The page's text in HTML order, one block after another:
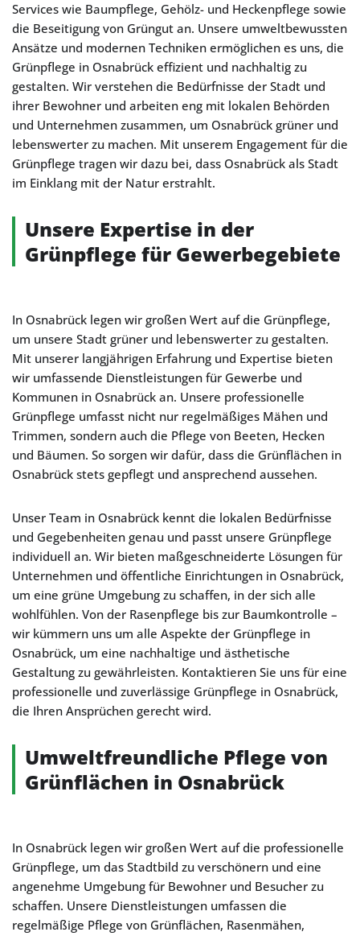
Services wie Baumpflege, Gehölz- und Heckenpflege sowie
die Beseitigung von Grüngut an. Unsere umweltbewussten
Ansätze und modernen Techniken ermöglichen es uns, die
Grünpflege in Osnabrück effizient und nachhaltig zu
gestalten. Wir verstehen die Bedürfnisse der Stadt und
ihrer Bewohner und arbeiten eng mit lokalen Behörden
und Unternehmen zusammen, um Osnabrück grüner und
lebenswerter zu machen. Mit unserem Engagement für die
Grünpflege tragen wir dazu bei, dass Osnabrück als Stadt
im Einklang mit der Natur erstrahlt.
Unsere Expertise in der
Grünpflege für Gewerbegebiete
In Osnabrück legen wir großen Wert auf die Grünpflege,
um unsere Stadt grüner und lebenswerter zu gestalten.
Mit unserer langjährigen Erfahrung und Expertise bieten
wir umfassende Dienstleistungen für Gewerbe und
Kommunen in Osnabrück an. Unsere professionelle
Grünpflege umfasst nicht nur regelmäßiges Mähen und
Trimmen, sondern auch die Pflege von Beeten, Hecken
und Bäumen. So sorgen wir dafür, dass die Grünflächen in
Osnabrück stets gepflegt und ansprechend aussehen.
Unser Team in Osnabrück kennt die lokalen Bedürfnisse
und Gegebenheiten genau und passt unsere Grünpflege
individuell an. Wir bieten maßgeschneiderte Lösungen für
Unternehmen und öffentliche Einrichtungen in Osnabrück,
um eine grüne Umgebung zu schaffen, in der sich alle
wohlfühlen. Von der Rasenpflege bis zur Baumkontrolle –
wir kümmern uns um alle Aspekte der Grünpflege in
Osnabrück, um eine nachhaltige und ästhetische
Gestaltung zu gewährleisten. Kontaktieren Sie uns für eine
professionelle und zuverlässige Grünpflege in Osnabrück,
die Ihren Ansprüchen gerecht wird.
Umweltfreundliche Pflege von
Grünflächen in Osnabrück
In Osnabrück legen wir großen Wert auf die professionelle
Grünpflege, um das Stadtbild zu verschönern und eine
angenehme Umgebung für Bewohner und Besucher zu
schaffen. Unsere Dienstleistungen umfassen die
regelmäßige Pflege von Grünflächen, Rasenmähen,